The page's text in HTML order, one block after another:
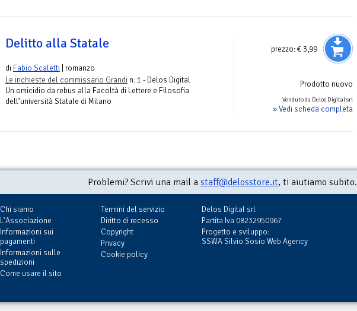
prezzo:€ 3,99
Prodotto nuovo
Venduto da Delos Digital srl
» Vedi scheda completa
Delitto alla Statale
di Fabio Scaletti | romanzo
Le inchieste del commissario Grandi n. 1 - Delos Digital
Un omicidio da rebus alla Facoltà di Lettere e Filosofia
dell’università Statale di Milano
Problemi? Scrivi una mail a staff@delosstore.it, ti aiutiamo subito.
Chi siamo
L'Associazione
Informazioni sui
pagamenti
Informazioni sulle
spedizioni
Come usare il sito
Termini del servizio
Diritto di recesso
Copyright
Privacy
Cookie policy
Delos Digital srl
Partita Iva 08232950967
Progetto e sviluppo:
SSWA Silvio Sosio Web Agency